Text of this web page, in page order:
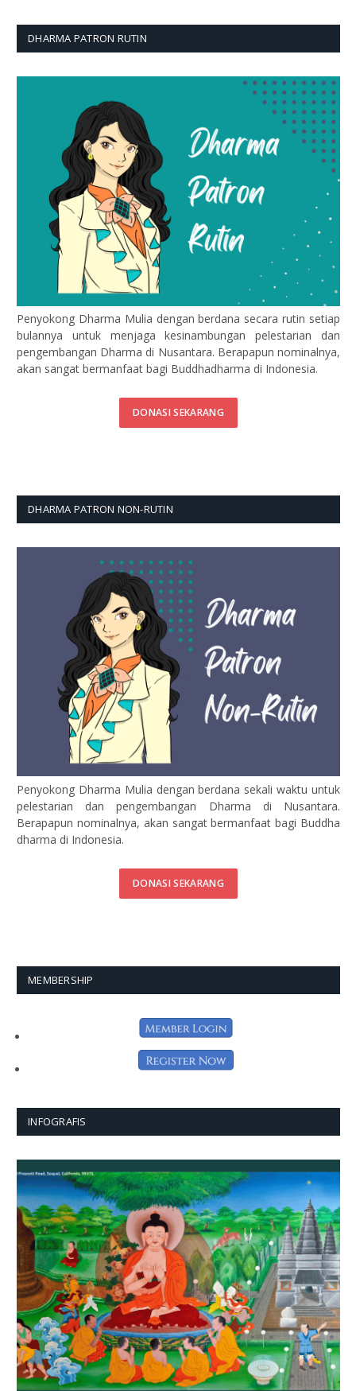
DHARMA PATRON RUTIN
Penyokong Dharma Mulia dengan berdana secara rutin setiap
bulannya untuk menjaga kesinambungan pelestarian dan
pengembangan Dharma di Nusantara. Berapapun nominalnya,
akan sangat bermanfaat bagi Buddhadharma di Indonesia.
DONASI SEKARANG
DHARMA PATRON NON-RUTIN
Penyokong Dharma Mulia dengan berdana sekali waktu untuk
pelestarian dan pengembangan Dharma di Nusantara.
Berapapun nominalnya, akan sangat bermanfaat bagi Buddha
dharma di Indonesia.
DONASI SEKARANG
MEMBERSHIP
INFOGRAFIS